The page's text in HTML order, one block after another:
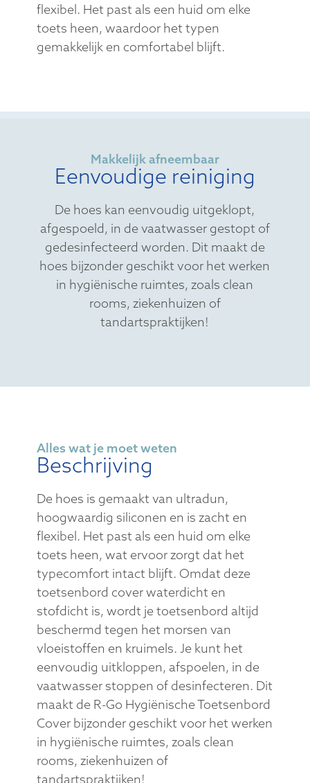
flexibel. Het past als een huid om elke
toets heen, waardoor het typen
gemakkelijk en comfortabel blijft.
Makkelijk afneembaar
Eenvoudige reiniging
De hoes kan eenvoudig uitgeklopt,
afgespoeld, in de vaatwasser gestopt of
gedesinfecteerd worden. Dit maakt de
hoes bijzonder geschikt voor het werken
in hygiënische ruimtes, zoals clean
rooms, ziekenhuizen of
tandartspraktijken!
Alles wat je moet weten
Beschrijving
De hoes is gemaakt van ultradun,
hoogwaardig siliconen en is zacht en
flexibel. Het past als een huid om elke
toets heen, wat ervoor zorgt dat het
typecomfort intact blijft. Omdat deze
toetsenbord cover waterdicht en
stofdicht is, wordt je toetsenbord altijd
beschermd tegen het morsen van
vloeistoffen en kruimels. Je kunt het
eenvoudig uitkloppen, afspoelen, in de
vaatwasser stoppen of desinfecteren. Dit
maakt de R-Go Hygiënische Toetsenbord
Cover bijzonder geschikt voor het werken
in hygiënische ruimtes, zoals clean
rooms, ziekenhuizen of
tandartspraktijken!